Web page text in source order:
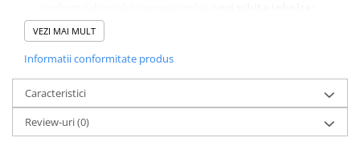
alimentarea cu apa a lavoarelor pe blat se realizeaza fie cu
baterii de perete, fie cu baterii stative inalte
in cazul alimentarii de la o baterie de perete, alegeti pipa
bateriei in conformitate cu distanta dintre ventilul lavoarului
fata de perete
material: ceramica sanitara;
culoare: alb;
VEZI MAI MULT
Informatii conformitate produs
Caracteristici
Review-uri(0)